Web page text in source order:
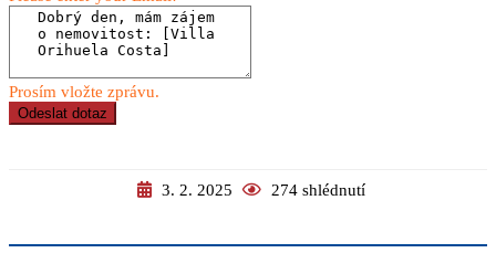
Prosím vložte zprávu.
Odeslat dotaz
3. 2. 2025 274 shlédnutí